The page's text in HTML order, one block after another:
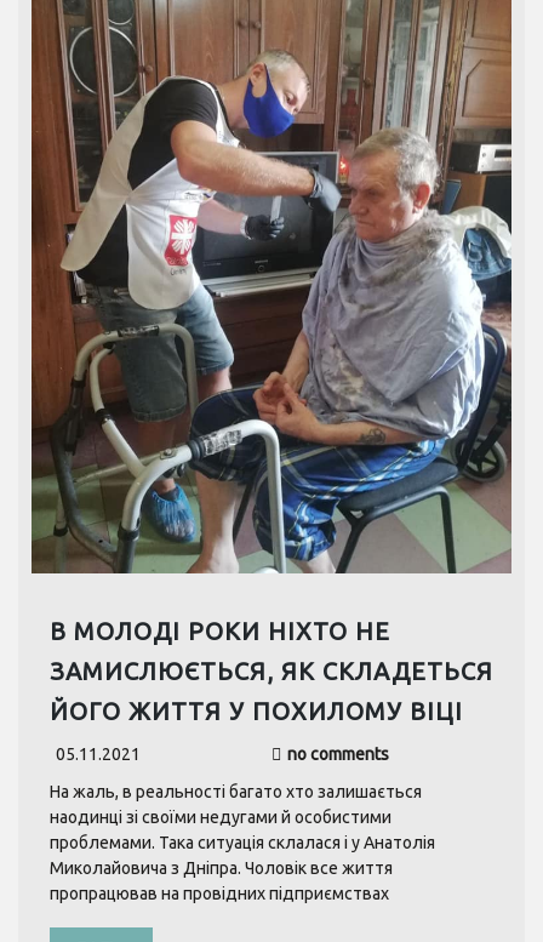
В МОЛОДІ РОКИ НІХТО НЕ
ЗАМИСЛЮЄТЬСЯ, ЯК СКЛАДЕТЬСЯ
ЙОГО ЖИТТЯ У ПОХИЛОМУ ВІЦІ
05.11.2021
no comments
На жаль, в реальності багато хто залишається
наодинці зі своїми недугами й особистими
проблемами. Така ситуація склалася і у Анатолія
Миколайовича з Дніпра. Чоловік все життя
пропрацював на провідних підприємствах